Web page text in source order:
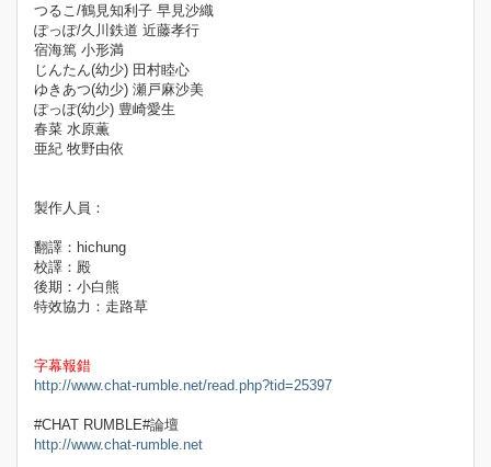
つるこ/鶴見知利子 早見沙織
ぽっぽ/久川鉄道 近藤孝行
宿海篤 小形満
じんたん(幼少) 田村睦心
ゆきあつ(幼少) 瀬戸麻沙美
ぽっぽ(幼少) 豊崎愛生
春菜 水原薫
亜紀 牧野由依
製作人員：
翻譯：hichung
校譯：殿
後期：小白熊
特效協力：走路草
字幕報錯
http://www.chat-rumble.net/read.php?tid=25397
#CHAT RUMBLE#論壇
http://www.chat-rumble.net